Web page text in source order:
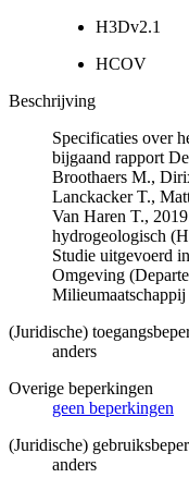
H3Dv2.1
HCOV
Beschrijving
Specificaties over
bijgaand rapport
Broothaers M.,
Lanckacker T.,
Van Haren T.,
hydrogeologisch
Studie uitgevoerd
Omgeving
(Juridische)
anders
Overige beperkingen
geen beperkingen
(Juridische)
anders